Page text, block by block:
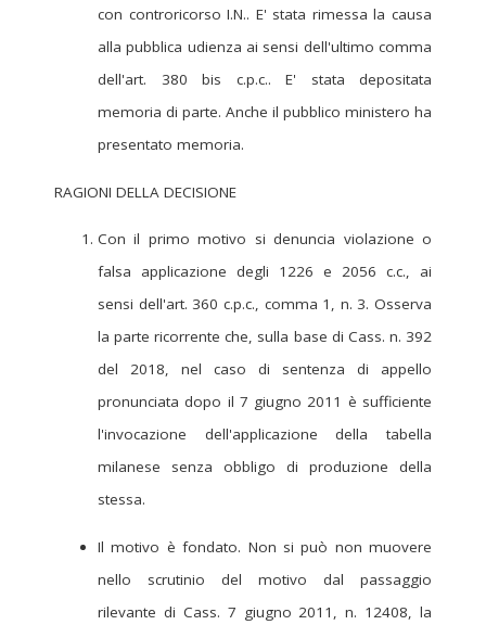
con controricorso I.N.. E' stata rimessa la causa
alla pubblica udienza ai sensi dell'ultimo comma
dell'art. 380 bis c.p.c.. E' stata depositata
memoria di parte. Anche il pubblico ministero ha
presentato memoria.
RAGIONI DELLA DECISIONE
Con il primo motivo si denuncia violazione o
falsa applicazione degli 1226 e 2056 c.c., ai
sensi dell'art. 360 c.p.c., comma 1, n. 3. Osserva
la parte ricorrente che, sulla base di Cass. n. 392
del 2018, nel caso di sentenza di appello
pronunciata dopo il 7 giugno 2011 è sufficiente
l'invocazione dell'applicazione della tabella
milanese senza obbligo di produzione della
stessa.
Il motivo è fondato. Non si può non muovere
nello scrutinio del motivo dal passaggio
rilevante di Cass. 7 giugno 2011, n. 12408, la